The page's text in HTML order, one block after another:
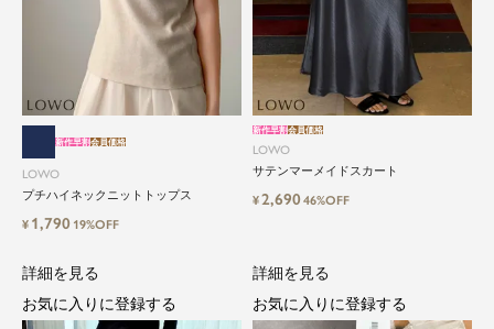
LOWO
プチハイネックニットトップス
新作早割会員価格
¥ 1,790 19%OFF
LOWO
サテンマーメイドスカート
新作早割会員価格
¥2,69046%OFF
詳細を見る
お気に入りに登録する
詳細を見る
お気に入りに登録する